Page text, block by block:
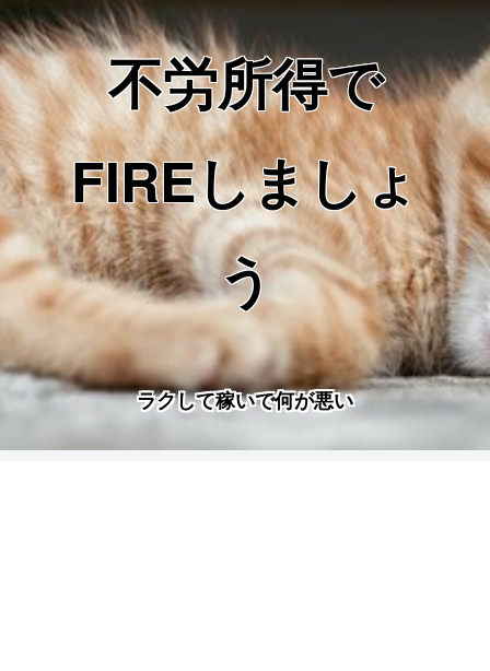
不労所得で
FIREしましょ
う
ラクして稼いで何が悪い